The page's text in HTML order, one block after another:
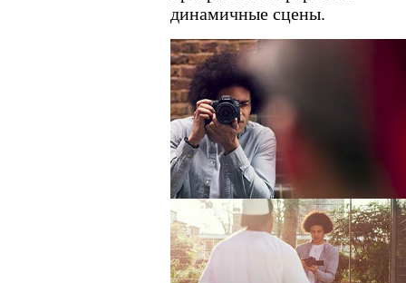
динамичные сцены.